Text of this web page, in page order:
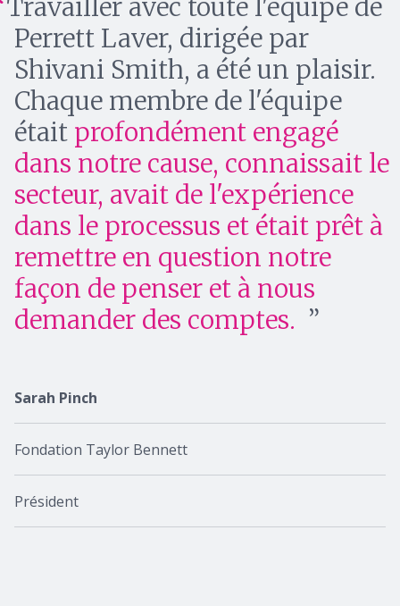
Travailler avec toute l'équipe de
Perrett Laver, dirigée par
Shivani Smith, a été un plaisir.
Chaque membre de l'équipe
était profondément engagé
dans notre cause, connaissait le
secteur, avait de l'expérience
dans le processus et était prêt à
remettre en question notre
façon de penser et à nous
demander des comptes.
Sarah Pinch
Fondation Taylor Bennett
Président